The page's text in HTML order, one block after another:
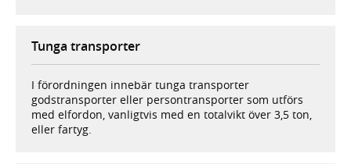
Tunga transporter
I förordningen innebär tunga transporter
godstransporter eller persontransporter som utförs
med elfordon, vanligtvis med en totalvikt över 3,5 ton,
eller fartyg.